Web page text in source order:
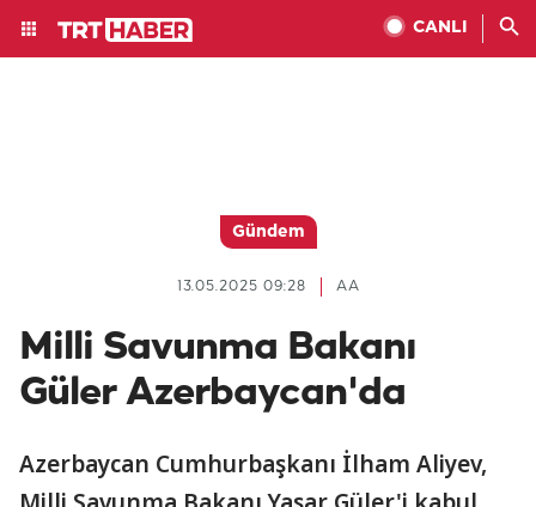
CANLI
Gündem
AA
13.05.2025 09:28
Milli Savunma Bakanı
Güler Azerbaycan'da
Azerbaycan Cumhurbaşkanı İlham Aliyev,